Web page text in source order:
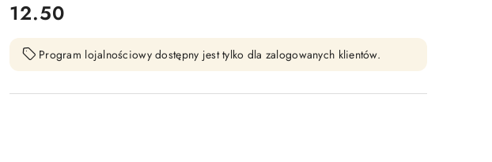
cena:
12.50
Program lojalnościowy dostępny jest tylko dla zalogowanych klientów.